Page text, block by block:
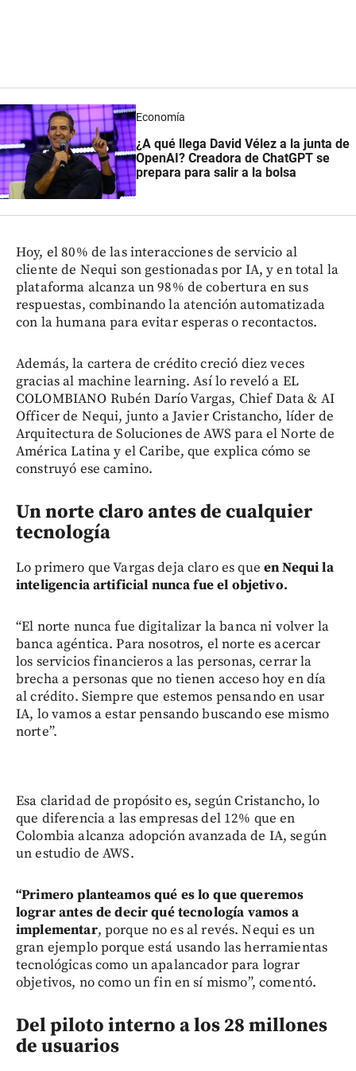
Economía
¿A qué llega David Vélez a la junta de
OpenAI? Creadora de ChatGPT se
prepara para salir a la bolsa
Hoy, el 80% de las interacciones de servicio al
cliente de Nequi son gestionadas por IA, y en total la
plataforma alcanza un 98% de cobertura en sus
respuestas, combinando la atención automatizada
con la humana para evitar esperas o recontactos.
Además, la cartera de crédito creció diez veces
gracias al machine learning. Así lo reveló a EL
COLOMBIANO Rubén Darío Vargas, Chief Data & AI
Officer de Nequi, junto a Javier Cristancho, líder de
Arquitectura de Soluciones de AWS para el Norte de
América Latina y el Caribe, que explica cómo se
construyó ese camino.
Un norte claro antes de cualquier
tecnología
Lo primero que Vargas deja claro es que en Nequi la
inteligencia artificial nunca fue el objetivo.
“El norte nunca fue digitalizar la banca ni volver la
banca agéntica. Para nosotros, el norte es acercar
los servicios financieros a las personas, cerrar la
brecha a personas que no tienen acceso hoy en día
al crédito. Siempre que estemos pensando en usar
IA, lo vamos a estar pensando buscando ese mismo
norte”.
Esa claridad de propósito es, según Cristancho, lo
que diferencia a las empresas del 12% que en
Colombia alcanza adopción avanzada de IA, según
un estudio de AWS.
“Primero planteamos qué es lo que queremos
lograr antes de decir qué tecnología vamos a
implementar, porque no es al revés. Nequi es un
gran ejemplo porque está usando las herramientas
tecnológicas como un apalancador para lograr
objetivos, no como un fin en sí mismo”, comentó.
Del piloto interno a los 28 millones
de usuarios